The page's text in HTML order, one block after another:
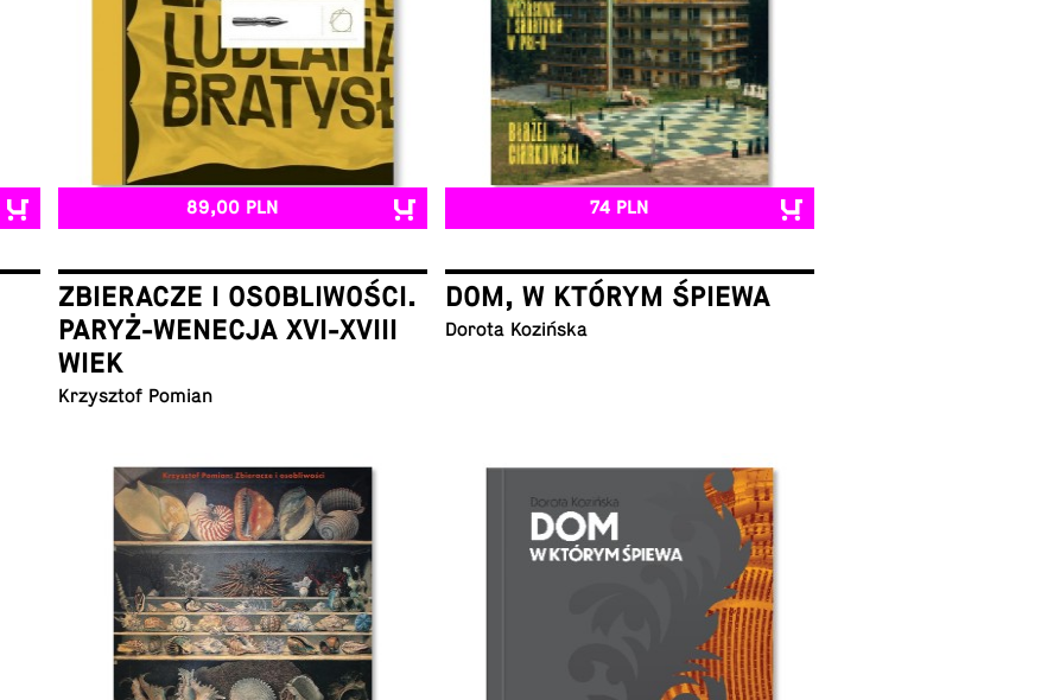
89,00 PLN 74 PLN
ZBIERACZE I OSOBLIWOŚCI.
PARYŻ-WENECJA XVI-XVIII
WIEK
Krzysz­tof Pomian
DOM, W KTÓRYM ŚPIEWA
Dorota Kozińska